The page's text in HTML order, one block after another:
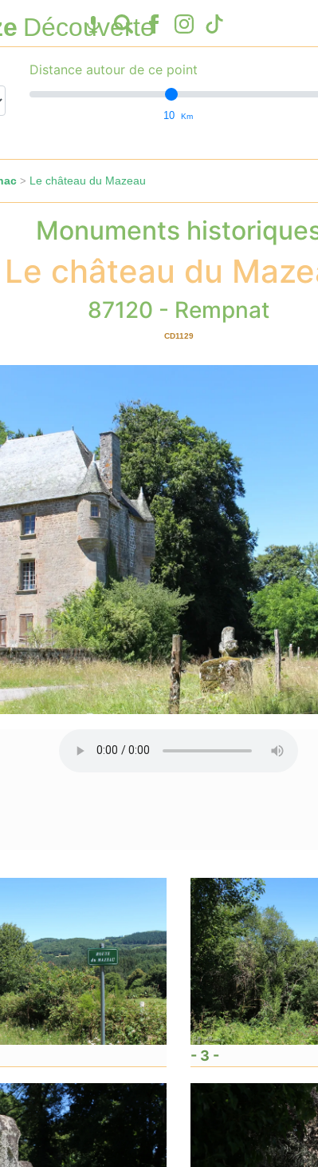
Découverte
Distance autour de ce point
10 Km
> Le château du Mazeau
Monuments
Le château du
87120 - Rempnat
CD1129
- 3 -